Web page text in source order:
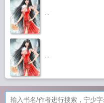
...
...